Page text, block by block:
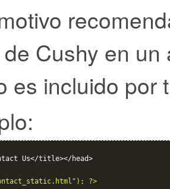
Cushy en
es incluido por
Us</title></head>
?>